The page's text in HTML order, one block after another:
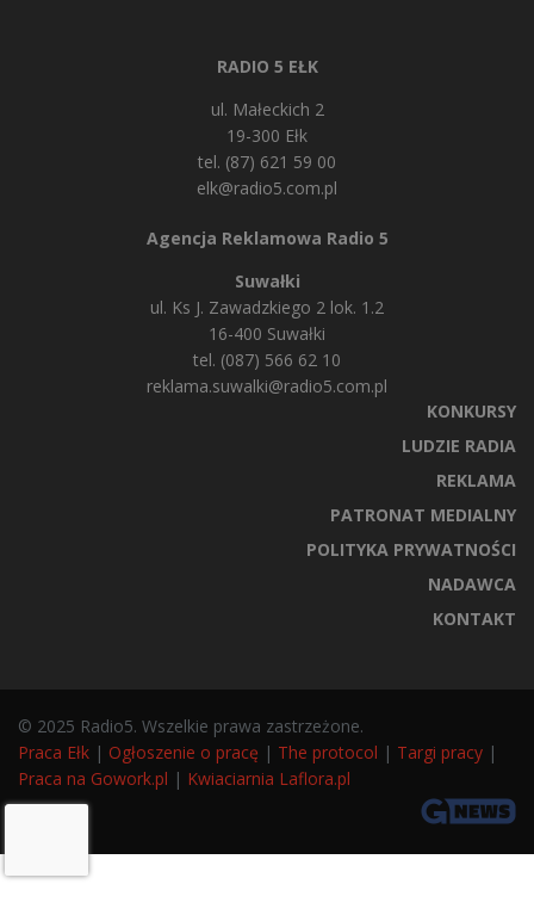
RADIO 5 EŁK
ul. Małeckich 2
19-300 Ełk
tel. (87) 621 59 00
elk@radio5.com.pl
Agencja Reklamowa Radio 5
Suwałki
ul. Ks J. Zawadzkiego 2 lok. 1.2
16-400 Suwałki
tel. (087) 566 62 10
reklama.suwalki@radio5.com.pl
KONKURSY
LUDZIE RADIA
REKLAMA
PATRONAT MEDIALNY
POLITYKA PRYWATNOŚCI
NADAWCA
KONTAKT
© 2025 Radio5. Wszelkie prawa zastrzeżone.
Praca Ełk | Ogłoszenie o pracę | The protocol | Targi pracy |
Praca na Gowork.pl | Kwiaciarnia Laflora.pl